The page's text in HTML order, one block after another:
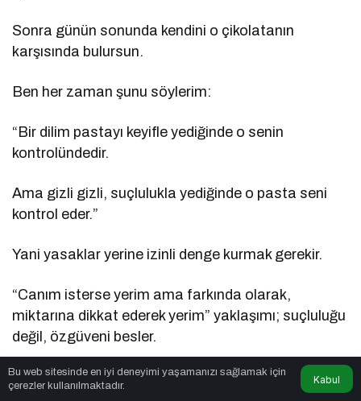
Sonra günün sonunda kendini o çikolatanın
karşısında bulursun.
Ben her zaman şunu söylerim:
“Bir dilim pastayı keyifle yediğinde o senin
kontrolündedir.
Ama gizli gizli, suçlulukla yediğinde o pasta seni
kontrol eder.”
Yani yasaklar yerine izinli denge kurmak gerekir.
“Canım isterse yerim ama farkında olarak,
miktarına dikkat ederek yerim” yaklaşımı; suçluluğu
değil, özgüveni besler.
Yasak kalktığında o yiyeceğin üzerindeki büyü de
Bu web sitesinde en iyi deneyimi yaşamanızı sağlamak için
çerezler kullanılmaktadır.
Kabul